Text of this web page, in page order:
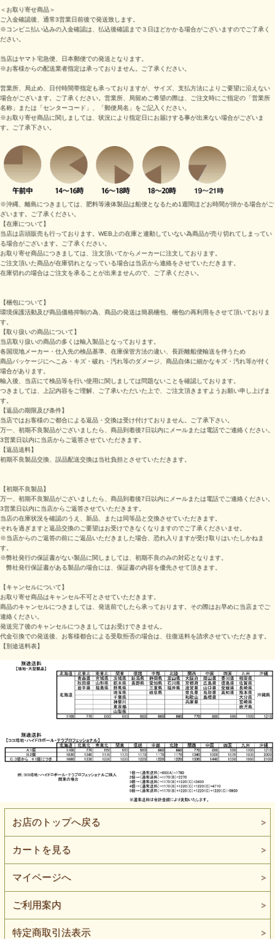
＜お取り寄せ商品＞
ご入金確認後、通常3営業日前後で発送致します。
※コンビニ払い込みの入金確認は、払込後確認まで３日ほどかかる場合がございますのでご了承く
ださい。
当店はヤマト宅急便、日本郵便での発送となります。
※お客様からの配送業者指定は承っておりません。ご了承ください。
営業所、局止め、日付時間帯指定も承っておりますが、サイズ、支払方法によりご要望に沿えない
場合がございます。ご了承ください。営業所、局留めご希望の際は、ご注文時にご指定の「営業所
名称」または「センターコード」、「郵便局名」をご記入ください。
※お取り寄せ商品に関しましては、状況により指定日にお届けする事が出来ない場合がございま
す。ご了承下さい。
※沖縄、離島につきましては、肥料等液体製品は船便となるため1週間ほどお時間が掛かる場合がご
ざいます。ご了承ください。
【在庫について】
当店は店頭販売も行っております。WEB上の在庫と連動していない為商品が売り切れてしまってい
る場合がございます。ご了承ください。
お取り寄せ商品につきましては、注文頂いてからメーカーに注文しております。
ご注文頂いた商品が在庫切れとなっている場合は当店から連絡をさせていただきます。
在庫切れの場合はご注文を承ることが出来ませんので、ご了承ください。
【梱包について】
環境保護活動及び商品価格抑制の為、商品の発送は簡易梱包、梱包の再利用をさせて頂いておりま
す。
【取り扱いの商品について】
当店取り扱いの商品の多くは輸入製品となっております。
各国現地メーカー・仕入先の検品基準、在庫保管方法の違い、長距離船便輸送を伴うため
商品パッケージにへこみ・キズ・破れ・汚れ等のダメージ、商品自体に細かなキズ・汚れ等が付く
場合があります。
輸入後、当店にて検品等を行い使用に関しましては問題ないことを確認しております。
つきましては、上記内容をご理解、ご了承いただいた上で、ご注文頂きますようお願い申し上げま
す。
【返品の期限及び条件】
当店ではお客様のご都合による返品・交換は受け付けておりません。ご了承下さい。
万一、初期不良製品がございましたら、商品到着後7日以内にメールまたは電話でご連絡ください。
3営業日以内に当店からご返答させていただきます。
【返品送料】
初期不良製品交換、誤品配送交換は当社負担とさせていただきます。
【初期不良製品】
万一、初期不良製品がございましたら、商品到着後7日以内にメールまたは電話でご連絡ください。
3営業日以内に当店からご返答させていただきます。
当店の在庫状況を確認のうえ、新品、または同等品と交換させていただきます。
それを過ぎますと返品交換のご要望はお受けできなくなりますのでご了承くださいませ。
※当店からのご返答の前にご返品いただきました場合、恐れ入りますが受け取りはいたしかねま
す。
※弊社発行の保証書がない製品に関しましては、初期不良のみの対応となります。
弊社発行保証書がある製品の場合には、保証書の内容を優先させて頂きます。
【キャンセルについて】
お取り寄せ商品はキャンセル不可とさせていただきます。
商品のキャンセルにつきましては、発送前でしたら承っております。その際はお早めに当店までご
連絡ください。
発送完了後のキャンセルにつきましてはお受けできません。
代金引換での発送後、お客様都合による受取拒否の場合は、往復送料を請求させていただきます。
【別途送料表】
お店のトップへ戻る
カートを見る
マイページへ
ご利用案内
特定商取引法表示